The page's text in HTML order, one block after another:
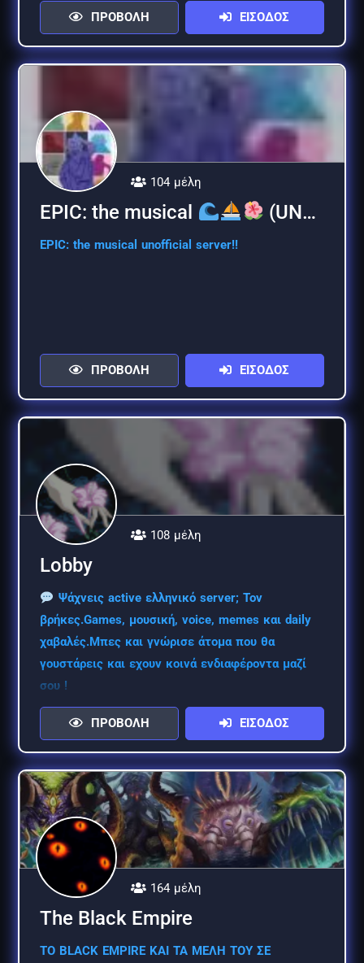
ΠΡΟΒΟΛΗ ΕΙΣΟΔΟΣ
104 μέλη
EPIC: the musical (UNOF…
EPIC: the musical unofficial server!!
ΠΡΟΒΟΛΗ ΕΙΣΟΔΟΣ
108 μέλη
Lobby
Ψάχνεις active ελληνικό server; Τον
βρήκες.Games, μουσική, voice, memes και daily
χαβαλές.Μπες και γνώρισε άτομα που θα
γουστάρεις και εχουν κοινά ενδιαφέροντα μαζί
σου !
ΠΡΟΒΟΛΗ ΕΙΣΟΔΟΣ
164 μέλη
The Black Empire
ΤΟ BLACK EMPIRE ΚΑΙ ΤΑ ΜΕΛΗ ΤΟΥ ΣΕ